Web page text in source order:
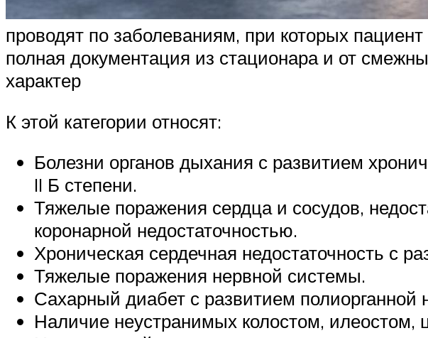
проводят по заболеваниям, при которых
полная документация из стационара и от
характер
К этой категории относят:
Болезни органов дыхания с развитием
II Б степени.
Тяжелые поражения сердца и сосудов,
коронарной недостаточностью.
Хроническая сердечная недостаточность с
Тяжелые поражения нервной системы.
Сахарный диабет с развитием
Наличие неустранимых колостом, илеостом,